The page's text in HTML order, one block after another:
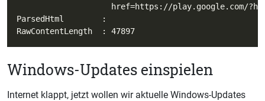
Windows-Updates einspielen
Internet klappt, jetzt wollen wir aktuelle Windows-Updates